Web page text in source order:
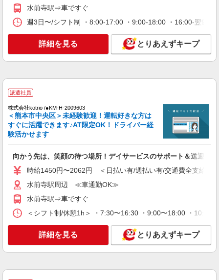
通費全支給(ガソリン代含む)＞
熊本市中央区 新水前寺周辺
キープ 詳細を見る
派遣社員
時給1450円〜2062円 ＜日払い有/週払い有/交
通費全支給(ガソリン代含む)＞
水前寺駅周辺 ≪車通勤OK≫
キープ 詳細を見る
派遣社員
株式会社kotrio /●KM-H-2068443
≪熊本市中央区≫介護の現場で心を燃や
せ！！！デイサービスSTAFF
時給1450円〜2062円 ＜日払い有/週払い有/交
熊本市中央区
キープ 詳細を見る
水前寺駅⇒車ですぐ
週3日〜/シフト制 ・8:00-17:00 ・9:00-18:00 ・16:00-翌
詳細を見る とりあえずキープ
派遣社員
株式会社kotrio /●KM-H-2009603
＜熊本市中央区＞未経験歓迎！運転好きな方は
すぐに活躍できます♪AT限定OK！ドライバー経
験活かせます
向かう先は、笑顔の待つ場所！デイサービスのサポート＆送迎
時給1450円〜2062円 ＜日払い有/週払い有/交通費全支給(ガ
水前寺駅周辺 ≪車通勤OK≫
水前寺駅⇒車ですぐ
＜シフト制/休憩1h＞ ・7:30〜16:30 ・9:00〜18:00 ・
詳細を見る とりあえずキープ